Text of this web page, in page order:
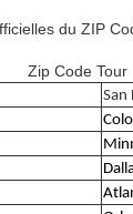
du ZIP
Zip Code Tour
San